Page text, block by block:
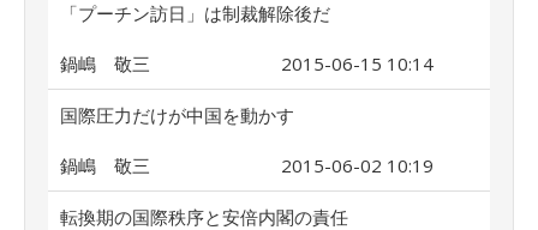
「プーチン訪日」は制裁解除後だ
鍋嶋 敬三 2015-06-15 10:14
国際圧力だけが中国を動かす
鍋嶋 敬三 2015-06-02 10:19
転換期の国際秩序と安倍内閣の責任